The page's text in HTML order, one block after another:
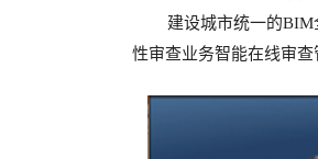
建设城市统一的BIM
性审查业务智能在线审查